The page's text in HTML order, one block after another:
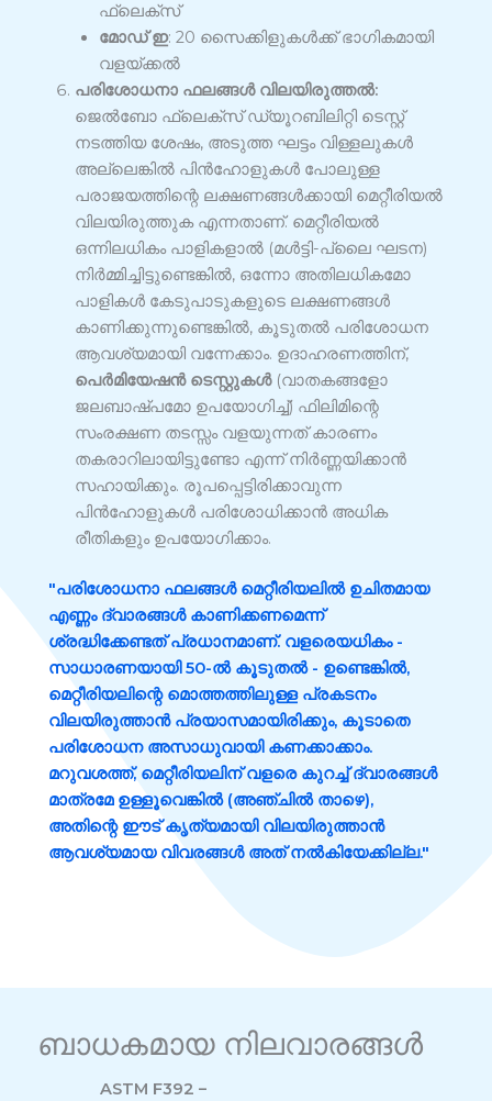
ഫ്ലെക്സ്
മോഡ് ഇ: 20 സൈക്കിളുകൾക്ക് ഭാഗികമായി
വളയ്ക്കൽ
പരിശോധനാ ഫലങ്ങൾ വിലയിരുത്തൽ:
ജെൽബോ ഫ്ലെക്സ് ഡ്യൂറബിലിറ്റി ടെസ്റ്റ്
നടത്തിയ ശേഷം, അടുത്ത ഘട്ടം വിള്ളലുകൾ
അല്ലെങ്കിൽ പിൻഹോളുകൾ പോലുള്ള
പരാജയത്തിന്റെ ലക്ഷണങ്ങൾക്കായി മെറ്റീരിയൽ
വിലയിരുത്തുക എന്നതാണ്. മെറ്റീരിയൽ
ഒന്നിലധികം പാളികളാൽ (മൾട്ടി-പ്ലൈ ഘടന)
നിർമ്മിച്ചിട്ടുണ്ടെങ്കിൽ, ഒന്നോ അതിലധികമോ
പാളികൾ കേടുപാടുകളുടെ ലക്ഷണങ്ങൾ
കാണിക്കുന്നുണ്ടെങ്കിൽ, കൂടുതൽ പരിശോധന
ആവശ്യമായി വന്നേക്കാം. ഉദാഹരണത്തിന്,
പെർമിയേഷൻ ടെസ്റ്റുകൾ(വാതകങ്ങളോ
ജലബാഷ്പമോ ഉപയോഗിച്ച്) ഫിലിമിന്റെ
സംരക്ഷണ തടസ്സം വളയുന്നത് കാരണം
തകരാറിലായിട്ടുണ്ടോ എന്ന് നിർണ്ണയിക്കാൻ
സഹായിക്കും. രൂപപ്പെട്ടിരിക്കാവുന്ന
പിൻഹോളുകൾ പരിശോധിക്കാൻ അധിക
രീതികളും ഉപയോഗിക്കാം.
"പരിശോധനാ ഫലങ്ങൾ മെറ്റീരിയലിൽ ഉചിതമായ
എണ്ണം ദ്വാരങ്ങൾ കാണിക്കണമെന്ന്
ശ്രദ്ധിക്കേണ്ടത് പ്രധാനമാണ്. വളരെയധികം -
സാധാരണയായി 50-ൽ കൂടുതൽ - ഉണ്ടെങ്കിൽ,
മെറ്റീരിയലിന്റെ മൊത്തത്തിലുള്ള പ്രകടനം
വിലയിരുത്താൻ പ്രയാസമായിരിക്കും, കൂടാതെ
പരിശോധന അസാധുവായി കണക്കാക്കാം.
മറുവശത്ത്, മെറ്റീരിയലിന് വളരെ കുറച്ച് ദ്വാരങ്ങൾ
മാത്രമേ ഉള്ളൂവെങ്കിൽ (അഞ്ചിൽ താഴെ),
അതിന്റെ ഈട് കൃത്യമായി വിലയിരുത്താൻ
ആവശ്യമായ വിവരങ്ങൾ അത് നൽകിയേക്കില്ല."
ബാധകമായ നിലവാരങ്ങൾ
ASTM F392 –